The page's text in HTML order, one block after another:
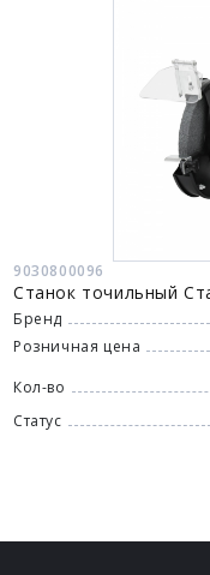
9030800096
Станок точильный
Бренд
Розничная цена
Кол-во
Статус